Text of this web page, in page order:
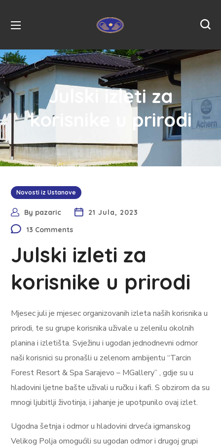
Julski izleti za
korisnike u prirodi
Novosti iz Ustanove
By pazaric
21 Jula, 2023
13 Comments
Julski izleti za
korisnike u prirodi
Mjesec juli je mjesec organizovanih izleta naših korisnika u
prirodi, te su grupe korisnika uživale u zelenilu okolnih
planina i izletišta. Svježinu i ugodan jednodnevni odmor
naši korisnici su pronašli u zelenom ambijentu “Tarcin
Forest Resort & Spa Sarajevo – MGallery” , gdje su u
hladovini ljetne bašte uživali u ručku i kafi. S obzirom da su
mnogi ljubitlji životinja, i jahanje je upotpunilo ovaj izlet.
Ugodna šetnja i odmor u hladovini drveća igmanskog
Velikog Polja omogućili su ugodan odmor i drugoj grupi